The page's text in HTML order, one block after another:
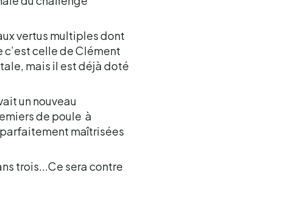
vertus multiples dont
celle de Clément
mais il est déjà doté
un nouveau
de poule à
maîtrisées
trois...Ce sera contre